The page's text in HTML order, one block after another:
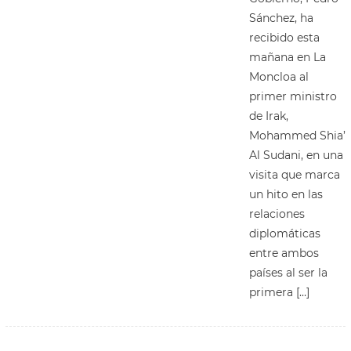
Sánchez, ha
recibido esta
mañana en La
Moncloa al
primer ministro
de Irak,
Mohammed Shia’
Al Sudani, en una
visita que marca
un hito en las
relaciones
diplomáticas
entre ambos
países al ser la
primera […]